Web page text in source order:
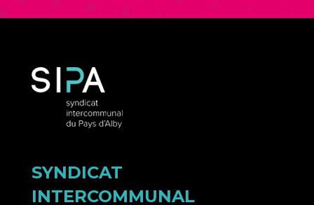
SYNDICAT
INTERCOMMUNAL